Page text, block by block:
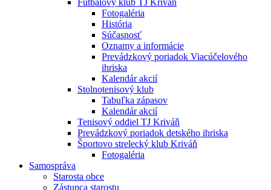
Futbalový klub TJ Kriváň
Fotogaléria
História
Súčasnosť
Oznamy a informácie
Prevádzkový poriadok Viacúčelového
ihriska
Kalendár akcií
Stolnotenisový klub
Tabuľka zápasov
Kalendár akcií
Tenisový oddiel TJ Kriváň
Prevádzkový poriadok detského ihriska
Športovo strelecký klub Kriváň
Fotogaléria
Samospráva
Starosta obce
Zástupca starostu